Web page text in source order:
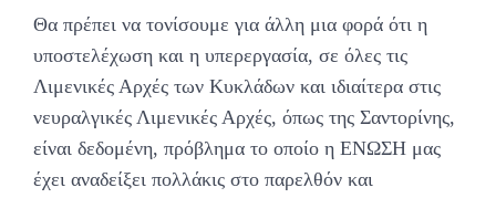
Θα πρέπει να τονίσουμε για άλλη μια φορά ότι η
υποστελέχωση και η υπερεργασία, σε όλες τις
Λιμενικές Αρχές των Κυκλάδων και ιδιαίτερα στις
νευραλγικές Λιμενικές Αρχές, όπως της Σαντορίνης,
είναι δεδομένη, πρόβλημα το οποίο η ΕΝΩΣΗ μας
έχει αναδείξει πολλάκις στο παρελθόν και